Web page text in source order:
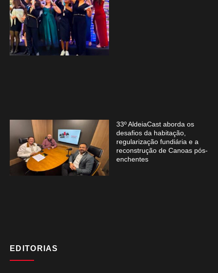
33º AldeiaCast aborda os
desafios da habitação,
regularização fundiária e a
reconstrução de Canoas pós-
enchentes
EDITORIAS